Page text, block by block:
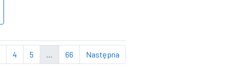
4 5 … 66 Następna